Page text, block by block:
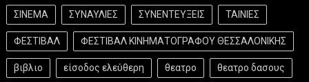
ΣΙΝΕΜΑ ΣΥΝΑΥΛΙΕΣ ΣΥΝΕΝΤΕΥΞΕΙΣ ΤΑΙΝΙΕΣ
ΦΕΣΤΙΒΑΛ ΦΕΣΤΙΒΑΛ ΚΙΝΗΜΑΤΟΓΡΑΦΟΥ ΘΕΣΣΑΛΟΝΙΚΗΣ
βιβλιο είσοδος ελεύθερη θεατρο θεατρο δασους